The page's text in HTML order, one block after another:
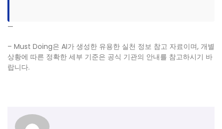
—
– Must Doing은 AI가 생성한 유용한 실천 정보 참고 자료이며, 개별
상황에 따른 정확한 세부 기준은 공식 기관의 안내를 참고하시기 바
랍니다.